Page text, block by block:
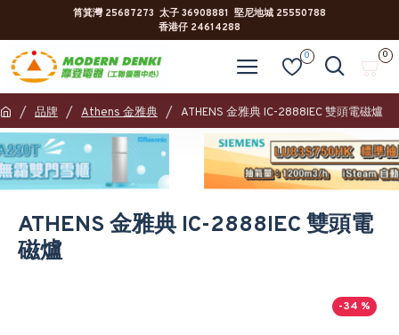
筲箕灣 25687273 太子 36908881 堅尼地城 25550788
香港仔 24614288
0 0
品牌 Athens 金雅典 ATHENS 金雅典 IC-2888IEC 雙頭電磁爐
ATHENS 金雅典 IC-2888IEC 雙頭電
磁爐
-34 %